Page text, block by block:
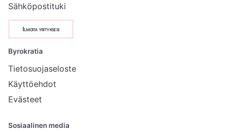
Sähköpostituki
Ilmoita yrityksesi
Byrokratia
Tietosuojaseloste
Käyttöehdot
Evästeet
Sosiaalinen media